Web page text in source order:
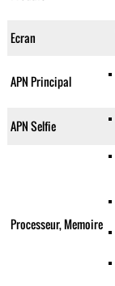
Ecran
APN Principal
APN Selfie
Processeur, Memoire